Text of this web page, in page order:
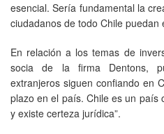
esencial. Sería fundamental la
ciudadanos de todo Chile
En relación a los temas de
socia de la firma Dentons,
extranjeros siguen confiando en
plazo en el país. Chile es un país
y existe certeza jurídica”.